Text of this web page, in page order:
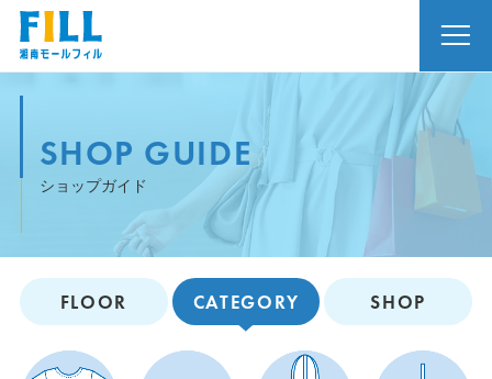
SHOP GUIDE
ショップガイド
FLOOR CATEGORY SHOP